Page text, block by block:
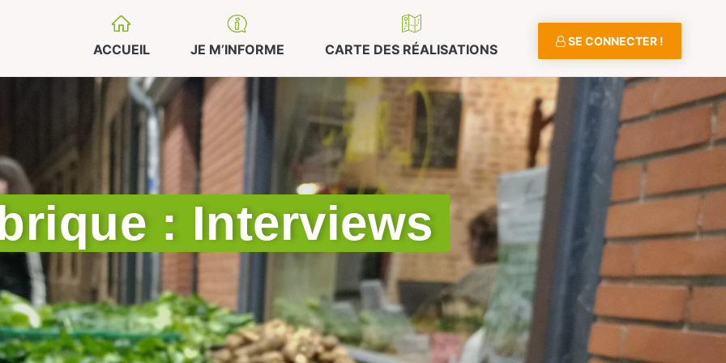
ACCUEIL JE M’INFORME CARTE DES RÉALISATIONS
SE CONNECTER !
: Interviews